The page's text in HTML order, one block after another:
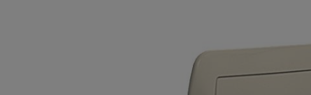
Ochrona odgromowa
Odzież ochronna i BHP
Osprzęt siłowy, przenośny
Termostaty i regulatoryRadia i głośniki